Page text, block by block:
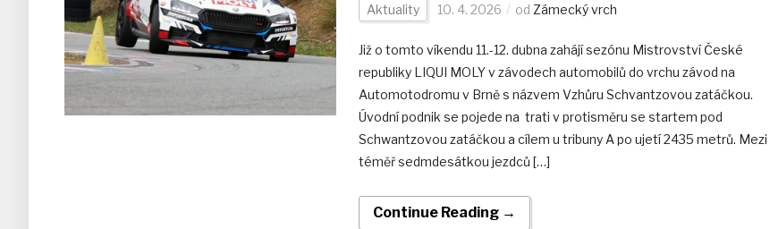
Aktuality 10. 4. 2026 od Zámecký vrch
Již o tomto víkendu 11.-12. dubna zahájí sezónu Mistrovství České
republiky LIQUI MOLY v závodech automobilů do vrchu závod na
Automotodromu v Brně s názvem Vzhůru Schvantzovou zatáčkou.
Úvodní podnik se pojede na trati v protisměru se startem pod
Schwantzovou zatáčkou a cílem u tribuny A po ujetí 2435 metrů. Mezi
téměř sedmdesátkou jezdců […]
Continue Reading →